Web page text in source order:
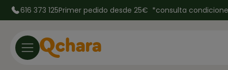
616 373 125Primer pedido desde 25€ *consulta